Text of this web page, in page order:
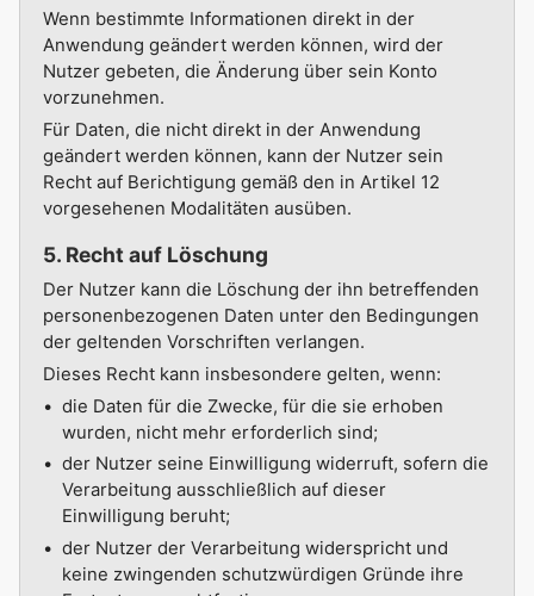
Wenn bestimmte Informationen direkt in der
Anwendung geändert werden können, wird der
Nutzer gebeten, die Änderung über sein Konto
vorzunehmen.
Für Daten, die nicht direkt in der Anwendung
geändert werden können, kann der Nutzer sein
Recht auf Berichtigung gemäß den in Artikel 12
vorgesehenen Modalitäten ausüben.
5. Recht auf Löschung
Der Nutzer kann die Löschung der ihn betreffenden
personenbezogenen Daten unter den Bedingungen
der geltenden Vorschriften verlangen.
Dieses Recht kann insbesondere gelten, wenn:
die Daten für die Zwecke, für die sie erhoben
wurden, nicht mehr erforderlich sind;
der Nutzer seine Einwilligung widerruft, sofern die
Verarbeitung ausschließlich auf dieser
Einwilligung beruht;
der Nutzer der Verarbeitung widerspricht und
keine zwingenden schutzwürdigen Gründe ihre